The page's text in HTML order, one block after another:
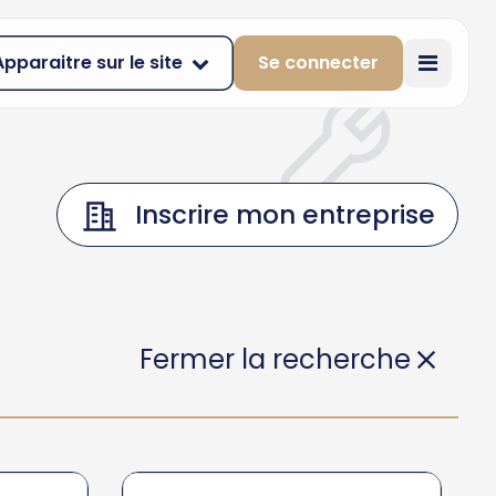
sur le site Se connecter
Inscrire mon entreprise
Fermer la recherche